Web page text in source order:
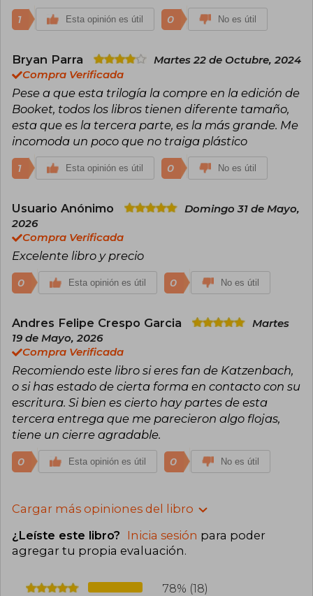
1 Esta opinión es útil 0 No es útil
Bryan Parra
Martes 22 de Octubre, 2024
Compra Verificada
Pese a que esta trilogía la compre en la edición de
Booket, todos los libros tienen diferente tamaño,
esta que es la tercera parte, es la más grande. Me
incomoda un poco que no traiga plástico
1 Esta opinión es útil 0 No es útil
Usuario Anónimo
Domingo 31 de Mayo,
2026
Compra Verificada
Excelente libro y precio
0 Esta opinión es útil 0 No es útil
Andres Felipe Crespo Garcia
Martes
19 de Mayo, 2026
Compra Verificada
Recomiendo este libro si eres fan de Katzenbach,
o si has estado de cierta forma en contacto con su
escritura. Si bien es cierto hay partes de esta
tercera entrega que me parecieron algo flojas,
tiene un cierre agradable.
0 Esta opinión es útil 0 No es útil
Cargar más opiniones del libro
¿Leíste este libro? Inicia sesión para poder
agregar tu propia evaluación.
78% (18)